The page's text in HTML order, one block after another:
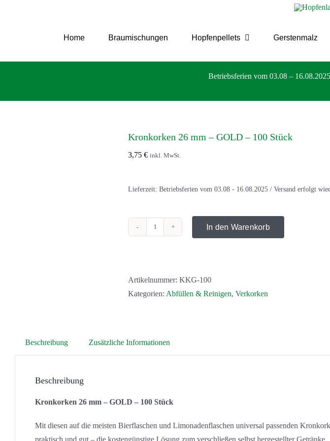
Home Braumischungen Hopfenpellets Gerstenmalz
Betriebsferien vom 03.08 –
Kronkorken 26 mm – GOLD – 100 Stück
3,75 € inkl. MwSt.
Lieferzeit: Betriebsferien vom 03.08 - 16.08.2025 / Versand erfolgt
Kronkorken
Menge
In den Warenkorb
Artikelnummer: KKG-100
Kategorien: Abfüllen & Reinigen, Verkorken
Beschreibung Zusätzliche Informationen
Beschreibung
Kronkorken 26 mm – GOLD – 100 Stück
Mit diesen auf die meisten Bierflaschen und Limonadenflaschen universal passenden
praktisch und gut – die kostengünstige Lösung zum verschließen selbst hergestellter Getränke.